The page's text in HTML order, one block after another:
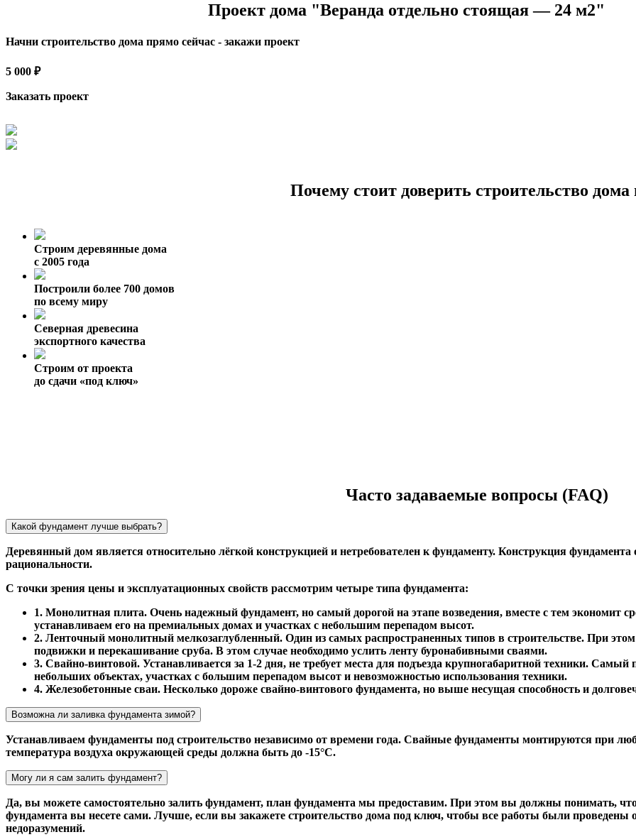
Проект дома "Веранда отдельно стоящая — 24 м2"
Начни строительство дома прямо сейчас - закажи проект
5 000 ₽
Заказать проект
Почему стоит доверить строительство дома
Строим деревянные дома
с 2005 года
Построили более 700 домов
по всему миру
Северная древесина
экспортного качества
Строим от проекта
до сдачи «под ключ»
Часто задаваемые вопросы (FAQ)
Какой фундамент лучше выбрать?
Деревянный дом является относительно лёгкой конструкцией и нетребователен к фундаменту. Конструкция
рациональности.
С точки зрения цены и эксплуатационных свойств рассмотрим четыре типа фундамента:
1. Монолитная плита. Очень надежный фундамент, но самый дорогой на этапе возведения, вместе с тем экономит
устанавливаем его на премиальных домах и участках с небольшим перепадом высот.
2. Ленточный монолитный мелкозаглубленный. Один из самых распространенных типов в строительстве. При
подвижки и перекашивание сруба. В этом случае необходимо услить ленту буронабивными сваями.
3. Свайно-винтовой. Устанавливается за 1-2 дня, не требует места для подъезда крупногабаритной техники.
небольших объектах, участках с большим перепадом высот и невозможностью использования техники.
4. Железобетонные сваи. Несколько дороже свайно-винтового фундамента, но выше несущая способность и
Возможна ли заливка фундамента зимой?
Устанавливаем фундаменты под строительство независимо от времени года. Свайные фундаменты монтируются при
температура воздуха окружающей среды должна быть до -15°С.
Могу ли я сам залить фундамент?
Да, вы можете самостоятельно залить фундамент, план фундамента мы предоставим. При этом вы должны понимать,
фундамента вы несете сами. Лучше, если вы закажете строительство дома под ключ, чтобы все работы были
недоразумений.